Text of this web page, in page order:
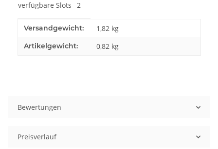
verfügbare Slots
2
Produkteigenschaft
Wert
Versandgewicht: 1,82 kg
Artikelgewicht: 0,82 kg
Bewertungen
Preisverlauf